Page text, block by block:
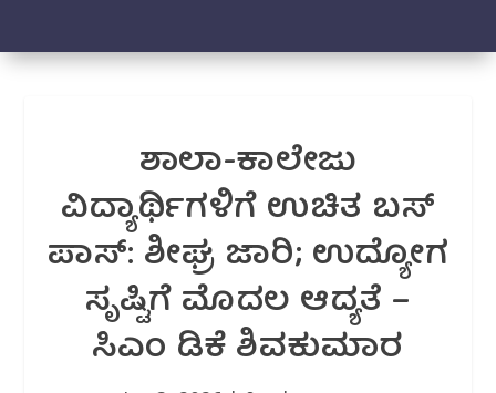
ಶಾಲಾ-ಕಾಲೇಜು
ವಿದ್ಯಾರ್ಥಿಗಳಿಗೆ ಉಚಿತ ಬಸ್
ಪಾಸ್: ಶೀಘ್ರ ಜಾರಿ; ಉದ್ಯೋಗ
ಸೃಷ್ಟಿಗೆ ಮೊದಲ ಆದ್ಯತೆ –
ಸಿಎಂ ಡಿಕೆ ಶಿವಕುಮಾರ